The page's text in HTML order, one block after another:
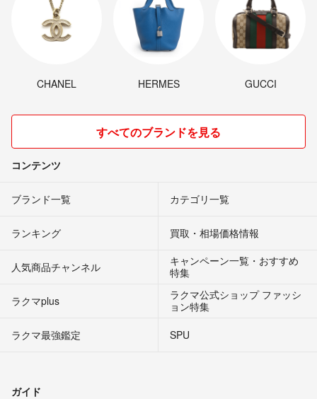
CHANEL HERMES GUCCI
すべてのブランドを見る
コンテンツ
ブランド一覧 カテゴリ一覧
ランキング 買取・相場価格情報
人気商品チャンネル
キャンペーン一覧・おすすめ
特集
ラクマplus
ラクマ公式ショップ ファッシ
ョン特集
ラクマ最強鑑定
SPU
ガイド